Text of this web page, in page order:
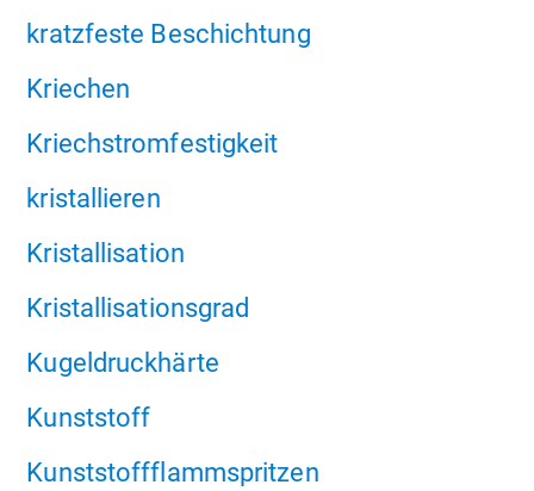
kratzfeste Beschichtung
Kriechen
Kriechstromfestigkeit
kristallieren
Kristallisation
Kristallisationsgrad
Kugeldruckhärte
Kunststoff
Kunststoffflammspritzen